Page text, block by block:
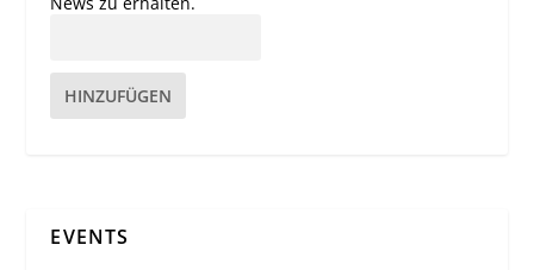
HINZUFÜGEN
EVENTS